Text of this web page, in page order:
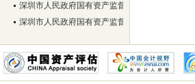
深圳市人民政府国有资产监督管理委员会
深圳市人民政府国有资产监督管理委员会